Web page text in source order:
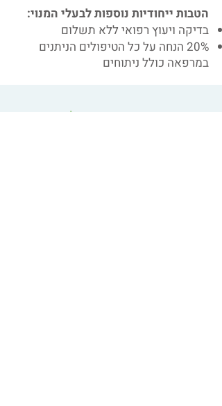
הטבות ייחודיות נוספות לבעלי המנוי:
בדיקה ויעוץ רפואי ללא תשלום
20% הנחה על כל הטיפולים הניתנים
במרפאה כולל ניתוחים
חסנו את חיית המחמד שלכם.ן